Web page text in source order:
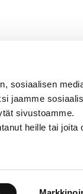
sosiaalisen
jaamme
sivustoamme.
heille tai joita
Helsinki